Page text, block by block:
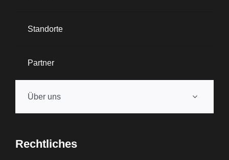
Standorte
Partner
Über uns
Rechtliches